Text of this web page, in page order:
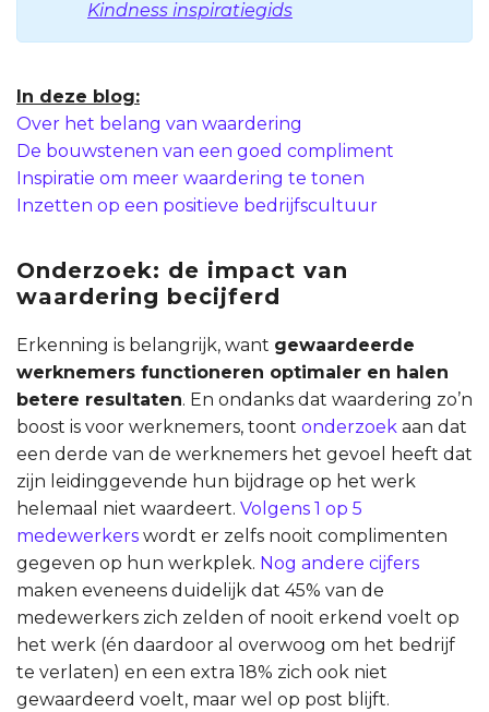
Kindness inspiratiegids
In deze blog:
Over het belang van waardering
De bouwstenen van een goed compliment
Inspiratie om meer waardering te tonen
Inzetten op een positieve bedrijfscultuur
Onderzoek: de impact van
waardering becijferd
Erkenning is belangrijk, want gewaardeerde
werknemers functioneren optimaler en halen
betere resultaten. En ondanks dat waardering zo’n
boost is voor werknemers, toont onderzoek aan dat
een derde van de werknemers het gevoel heeft dat
zijn leidinggevende hun bijdrage op het werk
helemaal niet waardeert. Volgens 1 op 5
medewerkers wordt er zelfs nooit complimenten
gegeven op hun werkplek. Nog andere cijfers
maken eveneens duidelijk dat 45% van de
medewerkers zich zelden of nooit erkend voelt op
het werk (én daardoor al overwoog om het bedrijf
te verlaten) en een extra 18% zich ook niet
gewaardeerd voelt, maar wel op post blijft.